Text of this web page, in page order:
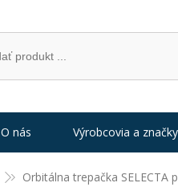
Orbitálna trepačka SELECTA
O nás Výrobcovia a značky